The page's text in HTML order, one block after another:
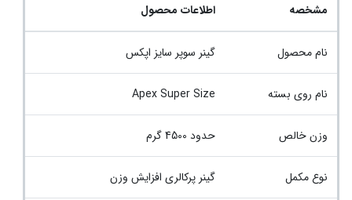
مشخصه اطلاعات محصول
نام محصول گینر سوپر سایز اپکس
نام روی بسته Apex Super Size
وزن خالص حدود 4500 گرم
نوع مکمل گینر پرکالری افزایش وزن